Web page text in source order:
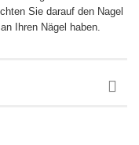
Sie darauf den Nagel
Ihren Nägel haben.